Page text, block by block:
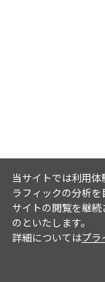
当サイトでは利用
ラフィックの分析を
サイトの閲覧を継
のといたします。
詳細についてはプラ